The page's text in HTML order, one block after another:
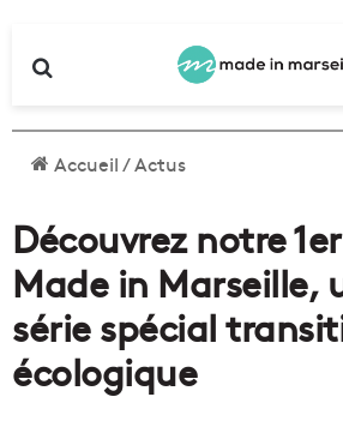
Accueil/Actus
Découvrez notre
Made in Marseille,
série spécial
écologique